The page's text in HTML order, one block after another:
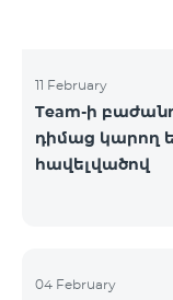
11 February
Team-ի
դիմաց կարող
հավելվածով
04 February